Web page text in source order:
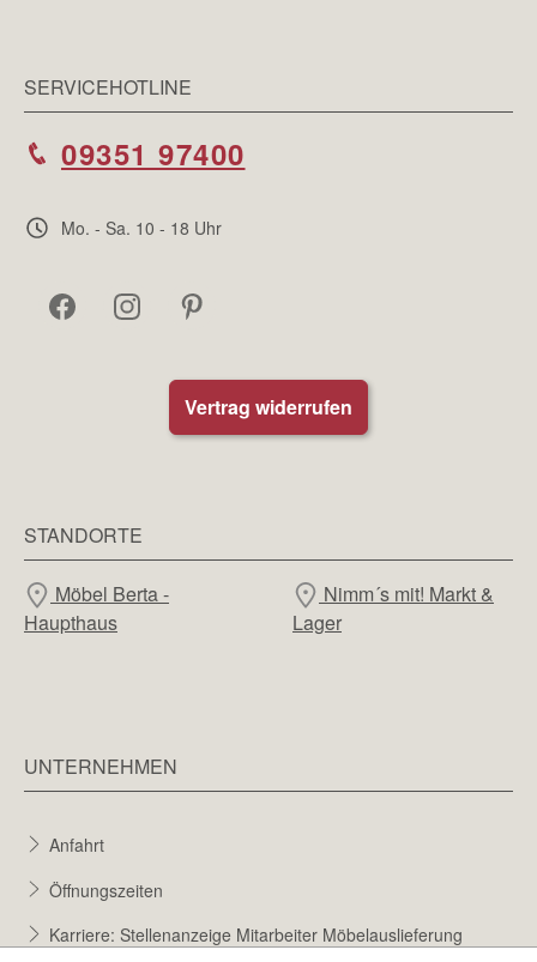
SERVICEHOTLINE
09351 97400
Mo. - Sa. 10 - 18 Uhr
Vertrag widerrufen
STANDORTE
Möbel Berta -
Haupthaus
Nimm´s mit! Markt &
Lager
UNTERNEHMEN
Anfahrt
Öffnungszeiten
Karriere: Stellenanzeige Mitarbeiter Möbelauslieferung